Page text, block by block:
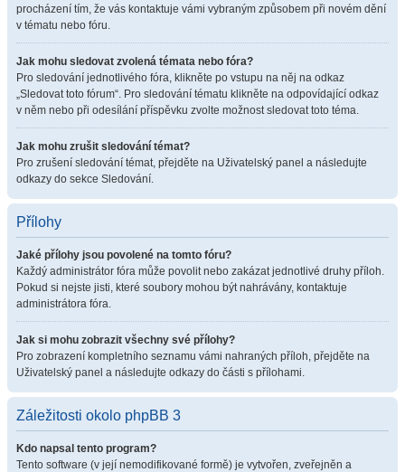
procházení tím, že vás kontaktuje vámi vybraným způsobem při novém dění
v tématu nebo fóru.
Jak mohu sledovat zvolená témata nebo fóra?
Pro sledování jednotlivého fóra, klikněte po vstupu na něj na odkaz
„Sledovat toto fórum“. Pro sledování tématu klikněte na odpovídající odkaz
v něm nebo při odesílání příspěvku zvolte možnost sledovat toto téma.
Jak mohu zrušit sledování témat?
Pro zrušení sledování témat, přejděte na Uživatelský panel a následujte
odkazy do sekce Sledování.
Přílohy
Jaké přílohy jsou povolené na tomto fóru?
Každý administrátor fóra může povolit nebo zakázat jednotlivé druhy příloh.
Pokud si nejste jisti, které soubory mohou být nahrávány, kontaktuje
administrátora fóra.
Jak si mohu zobrazit všechny své přílohy?
Pro zobrazení kompletního seznamu vámi nahraných příloh, přejděte na
Uživatelský panel a následujte odkazy do části s přílohami.
Záležitosti okolo phpBB 3
Kdo napsal tento program?
Tento software (v její nemodifikované formě) je vytvořen, zveřejněn a